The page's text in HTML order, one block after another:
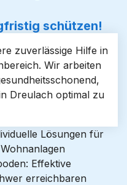
schützen!
zuverlässige Hilfe in
Wir arbeiten
Dreulach optimal zu
Lösungen für
Effektive
erreichbaren